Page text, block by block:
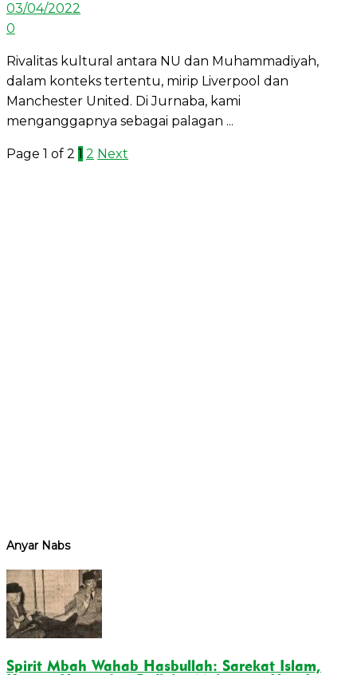
03/04/2022
0
Rivalitas kultural antara NU dan Muhammadiyah,
dalam konteks tertentu, mirip Liverpool dan
Manchester United. Di Jurnaba, kami
menganggapnya sebagai palagan ...
Page 1 of 2 1 2 Next
Anyar Nabs
Spirit Mbah Wahab Hasbullah: Sarekat Islam,